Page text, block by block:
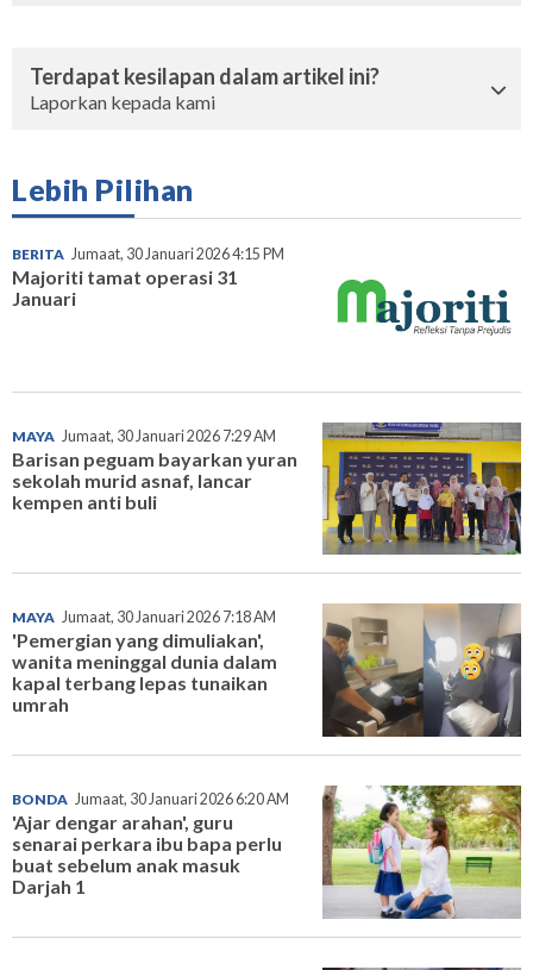
Terdapat kesilapan dalam artikel ini?
Laporkan kepada kami
Lebih Pilihan
BERITA Jumaat, 30 Januari 2026 4:15 PM
Majoriti tamat operasi 31
Januari
MAYA Jumaat, 30 Januari 2026 7:29 AM
Barisan peguam bayarkan yuran
sekolah murid asnaf, lancar
kempen anti buli
MAYA Jumaat, 30 Januari 2026 7:18 AM
'Pemergian yang dimuliakan',
wanita meninggal dunia dalam
kapal terbang lepas tunaikan
umrah
BONDA Jumaat, 30 Januari 2026 6:20 AM
'Ajar dengar arahan', guru
senarai perkara ibu bapa perlu
buat sebelum anak masuk
Darjah 1